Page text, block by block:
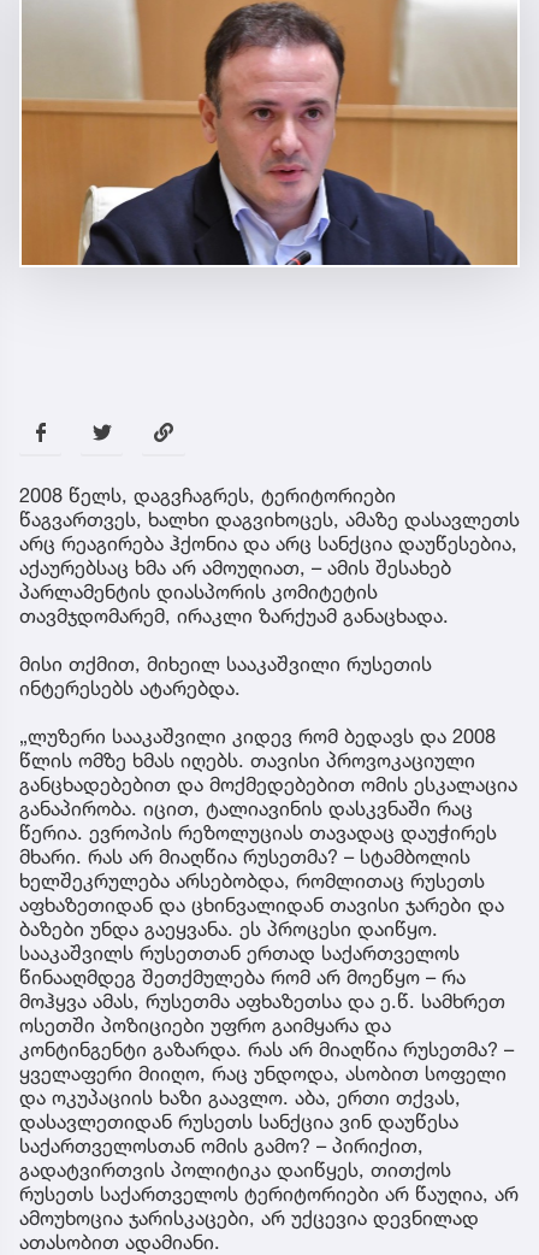
2008 წელს, დაგვჩაგრეს, ტერიტორიები
წაგვართვეს, ხალხი დაგვიხოცეს, ამაზე დასავლეთს
არც რეაგირება ჰქონია და არც სანქცია დაუწესებია,
აქაურებსაც ხმა არ ამოუღიათ, – ამის შესახებ
პარლამენტის დიასპორის კომიტეტის
თავმჯდომარემ, ირაკლი ზარქუამ განაცხადა.
მისი თქმით, მიხეილ სააკაშვილი რუსეთის
ინტერესებს ატარებდა.
„ლუზერი სააკაშვილი კიდევ რომ ბედავს და 2008
წლის ომზე ხმას იღებს. თავისი პროვოკაციული
განცხადებებით და მოქმედებებით ომის ესკალაცია
განაპირობა. იცით, ტალიავინის დასკვნაში რაც
წერია. ევროპის რეზოლუციას თავადაც დაუჭირეს
მხარი. რას არ მიაღწია რუსეთმა? – სტამბოლის
ხელშეკრულება არსებობდა, რომლითაც რუსეთს
აფხაზეთიდან და ცხინვალიდან თავისი ჯარები და
ბაზები უნდა გაეყვანა. ეს პროცესი დაიწყო.
სააკაშვილს რუსეთთან ერთად საქართველოს
წინააღმდეგ შეთქმულება რომ არ მოეწყო – რა
მოჰყვა ამას, რუსეთმა აფხაზეთსა და ე.წ. სამხრეთ
ოსეთში პოზიციები უფრო გაიმყარა და
კონტინგენტი გაზარდა. რას არ მიაღწია რუსეთმა? –
ყველაფერი მიიღო, რაც უნდოდა, ასობით სოფელი
და ოკუპაციის ხაზი გაავლო. აბა, ერთი თქვას,
დასავლეთიდან რუსეთს სანქცია ვინ დაუწესა
საქართველოსთან ომის გამო? – პირიქით,
გადატვირთვის პოლიტიკა დაიწყეს, თითქოს
რუსეთს საქართველოს ტერიტორიები არ წაუღია, არ
ამოუხოცია ჯარისკაცები, არ უქცევია დევნილად
ათასობით ადამიანი.